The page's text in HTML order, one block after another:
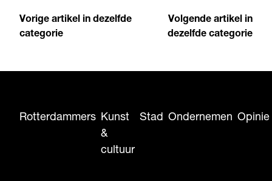
Vorige artikel in dezelfde
categorie
Volgende artikel in
dezelfde categorie
Rotterdammers Kunst
&
cultuur
Stad Ondernemen Opinie